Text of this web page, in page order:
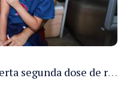
Prefeitura de Manaus oferta segunda dose de reforço da vacina contra a poliomielite para crianças de 4 anos durante Campanha de Multivacinação 2026